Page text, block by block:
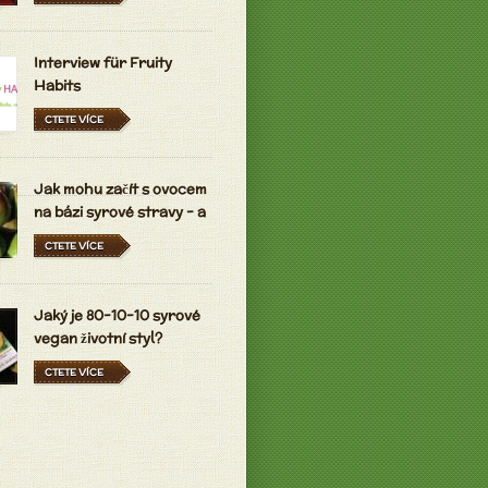
Interview für Fruity
Habits
CTETE VÍCE
Jak mohu začít s ovocem
na bázi syrové stravy - a
držet se ho?
CTETE VÍCE
Jaký je 80-10-10 syrové
vegan životní styl?
CTETE VÍCE